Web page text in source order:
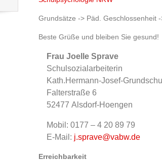
Grundsätze -> Päd. Geschlossenheit
Beste Grüße und bleiben Sie gesund!
Frau Joelle Sprave
Schulsozialarbeiterin
Kath.Hermann-Josef-
Falterstraße 6
52477 Alsdorf-Hoengen
Mobil: 0177 – 4 20 89 79
E-Mail: j.sprave@vabw.de
Erreichbarkeit